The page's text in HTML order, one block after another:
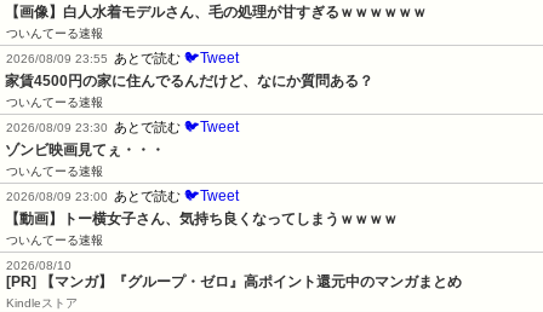
【画像】白人水着モデルさん、毛の処理が甘すぎるｗｗｗｗｗｗ
ついんてーる速報
2026/08/09 23:55
あとで読む 🐦Tweet
家賃4500円の家に住んでるんだけど、なにか質問ある？
ついんてーる速報
2026/08/09 23:30
あとで読む 🐦Tweet
ゾンビ映画見てぇ・・・
ついんてーる速報
2026/08/09 23:00
あとで読む 🐦Tweet
【動画】トー横女子さん、気持ち良くなってしまうｗｗｗｗ
ついんてーる速報
2026/08/10
[PR] 【マンガ】『グループ・ゼロ』高ポイント還元中のマンガまとめ
Kindleストア